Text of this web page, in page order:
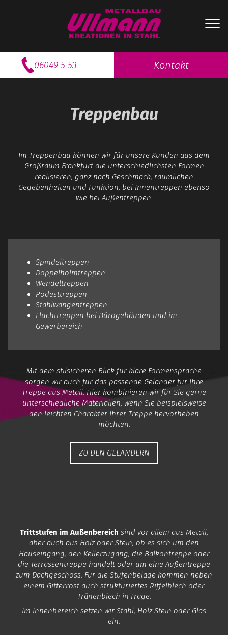
06049 5 53 Kontakt
Treppenbau
Im Treppenbau können wir für unsere Kunden aus dem
Großraum Frankfurt die unterschiedlichsten Formen
realisieren, ganz nach Geschmack, räumlichen
Gegebenheiten und Funktion, bei Innentreppen ebenso
wie bei Außentreppen:
Spindeltreppen
Doppelholmtreppen
Wendeltreppen
Podesttreppen
Stahlwangentreppen
Fluchttreppen bei Bürogebäuden und im
Gewerbereich
Mit dem stilsicheren Blick für klare Formensprache
sorgen wir auch für das passende Geländer für Ihre
Treppe aus Metall. Hier kombinieren wir für Sie gerne
unterschiedliche Materialien, wenn Sie beispielsweise
den leichten Charakter Ihrer Treppe hervorheben
möchten.
ZU DEN GELÄNDERN
Trittstufen im Außenbereich sind vor allem aus Metall,
aber auch aus Holz oder Stein, ob es sich um den
Hauseingang, den Kellerzugang, die Balkontreppe oder
die Terrassentreppe handelt oder um eine Außentreppe
zum Dachgeschoss. Für die Stufenbeläge kommen neben
einem Gitterrost auch strukturiertes Riffelblech oder
Tränenblech in Frage.
Im Innenbereich setzen wir Stahl, Holz Stein oder Glas
ein.